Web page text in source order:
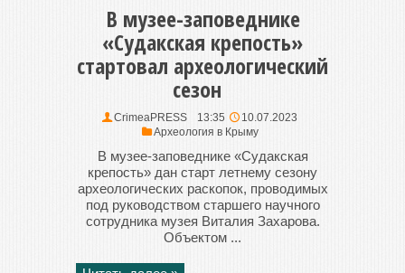
В музее-заповеднике
«Судакская крепость»
стартовал археологический
сезон
CrimeaPRESS 13:35
10.07.2023
Археология в Крыму
В музее-заповеднике «Судакская
крепость» дан старт летнему сезону
археологических раскопок, проводимых
под руководством старшего научного
сотрудника музея Виталия Захарова.
Объектом ...